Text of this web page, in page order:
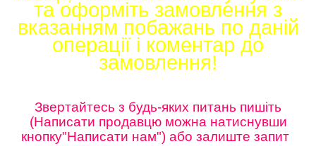
та оформіть замовлення з
вказанням побажань по даній
операції і коментар до
замовлення!
Звертайтесь з будь-яких питань пишіть
(Написати продавцю можна натиснувши
кнопку"Написати нам") або залиште запит